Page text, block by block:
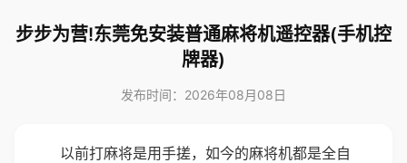
步步为营!东莞免安装普通麻将机遥控器(手机控
牌器)
发布时间：2026年08月08日
以前打麻将是用手搓，如今的麻将机都是全自